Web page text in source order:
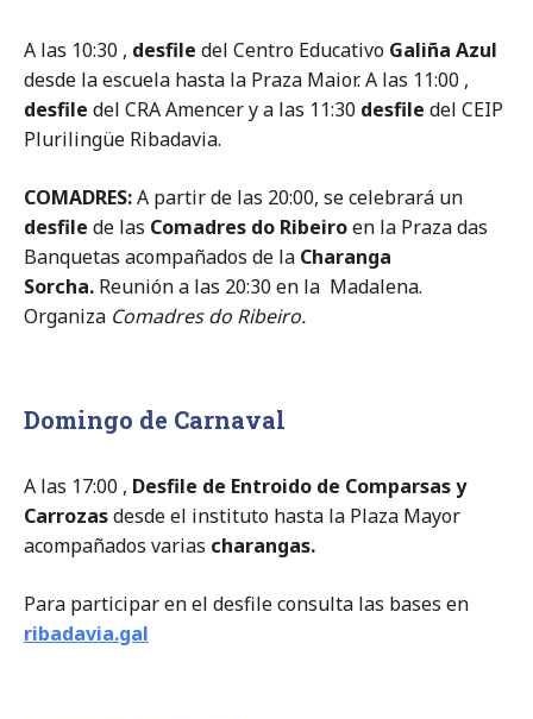
A las 10:30 , desfile del Centro Educativo Galiña Azul
desde la escuela hasta la Praza Maior. A las 11:00 ,
desfile del CRA Amencer y a las 11:30 desfile del CEIP
Plurilingüe Ribadavia.
COMADRES:A partir de las 20:00, se celebrará un
desfile de las Comadres do Ribeiroen la Praza das
Banquetas acompañados de la Charanga
Sorcha. Reunión a las 20:30 en la Madalena.
Organiza Comadres do Ribeiro.
Domingo de Carnaval
A las 17:00 , Desfile de Entroido de Comparsas y
Carrozasdesde el instituto hasta la Plaza Mayor
acompañados varias charangas.
Para participar en el desfile consulta las bases en
ribadavia.gal